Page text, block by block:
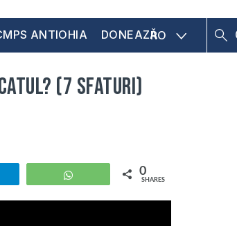
ANTIOHIA DONEAZĂRO
(7 sfaturi)
WhatsApp 0
SHARES